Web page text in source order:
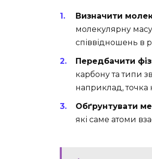
Визначити
молекулярну
співвідношень в
Передбачити
карбону та типи
наприклад, точка
Обґрунтувати
які саме атоми